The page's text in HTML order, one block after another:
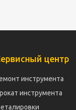
центр
инструмента
инструмента